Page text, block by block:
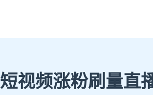
短视频涨粉刷量直